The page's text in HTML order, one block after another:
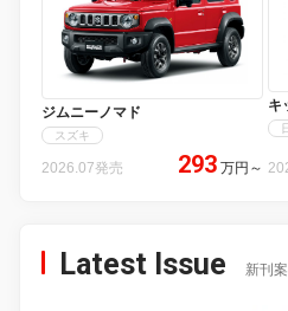
ジムニーノマド
スズキ
2026.07発売 293 万円 ～
キ
Latest Issue 新刊